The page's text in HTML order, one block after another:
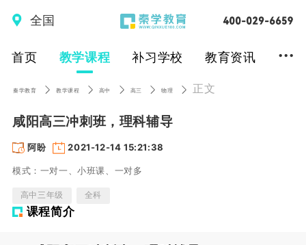
全国
首页 教学课程 补习学校 教育资讯 ...
秦学教育 教学课程 高中 高三 物理 正文
咸阳高三冲刺班，理科辅导
阿盼 2021-12-14 15:21:38
模式：一对一、小班课、一对多
高中三年级 全科
课程简介